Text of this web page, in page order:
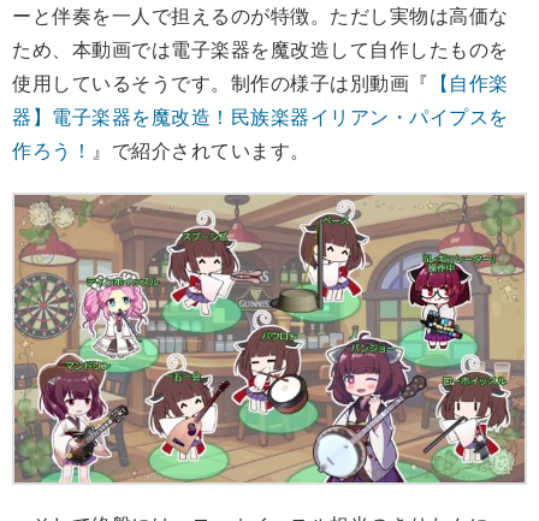
ーと伴奏を一人で担えるのが特徴。ただし実物は高価な
ため、本動画では電子楽器を魔改造して自作したものを
使用しているそうです。制作の様子は別動画『 【自作楽
器】電子楽器を魔改造！民族楽器イリアン・パイプスを
作ろう！ 』で紹介されています。